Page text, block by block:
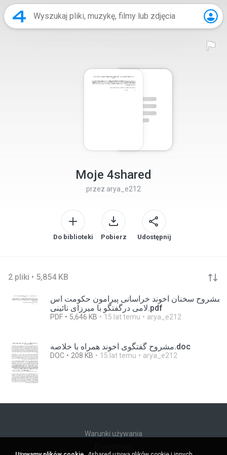
Moje 4shared
przez arya_e212
Do biblioteki Pobierz Udostępnij
2 pliki • 5,854 KB
مشروح سخنان آخوند خراسانی پیرامون حکومت اس
لامی درگفتگو با میرزای نائینی.pdf
PDF 5,646 KB 15 lat temu arya_e212
مشروح گفتگوی آخوند همراه با خلاصه.doc
DOC 208 KB 15 lat temu arya_e212
Warunki używania